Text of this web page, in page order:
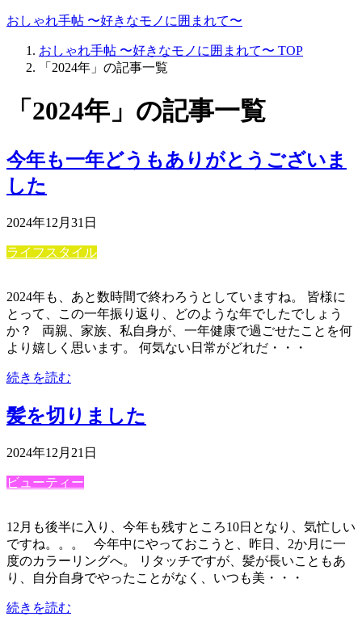
おしゃれ手帖 〜好きなモノに囲まれて〜
おしゃれ手帖 〜好きなモノに囲まれて〜 TOP
「2024年」の記事一覧
「2024年」の記事一覧
今年も一年どうもありがとうございま
した
2024年12月31日
ライフスタイル
2024年も、あと数時間で終わろうとしていますね。 皆様に
とって、この一年振り返り、どのような年でしたでしょう
か？ 両親、家族、私自身が、一年健康で過ごせたことを何
より嬉しく思います。 何気ない日常がどれだ・・・
続きを読む
髪を切りました
2024年12月21日
ビューティー
12月も後半に入り、今年も残すところ10日となり、気忙しい
ですね。。。 今年中にやっておこうと、昨日、2か月に一
度のカラーリングへ。 リタッチですが、髪が長いこともあ
り、自分自身でやったことがなく、いつも美・・・
続きを読む